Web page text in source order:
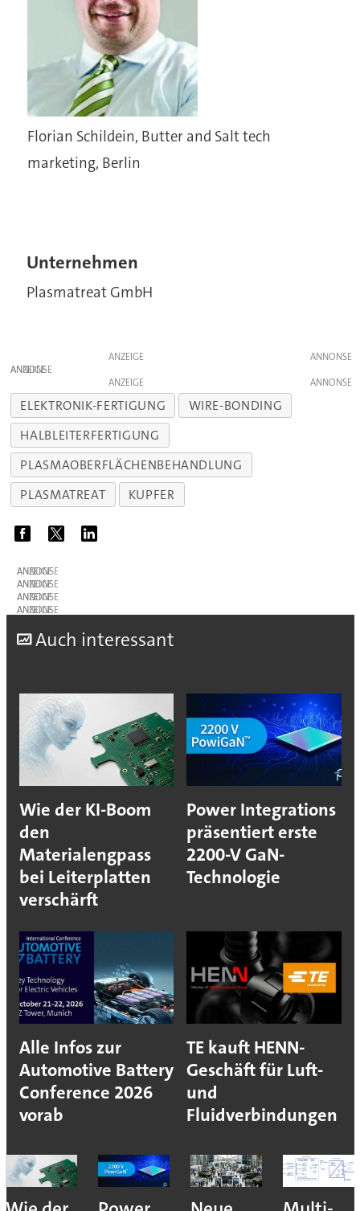
Florian Schildein, Butter and Salt tech
marketing, Berlin
Unternehmen
Plasmatreat GmbH
ANZEIGE
ANZEIGE
ANZEIGE
ELEKTRONIK-FERTIGUNG
WIRE-BONDING
HALBLEITERFERTIGUNG
PLASMAOBERFLÄCHENBEHANDLUNG
PLASMATREAT
KUPFER
ANZEIGE
ANZEIGE
ANZEIGE
ANZEIGE
Auch interessant
Wie der KI-Boom
den
Materialengpass
bei Leiterplatten
verschärft
Power Integrations
präsentiert erste
2200-V GaN-
Technologie
Alle Infos zur
Automotive Battery
Conference 2026
vorab
TE kauft HENN-
Geschäft für Luft-
und
Fluidverbindungen